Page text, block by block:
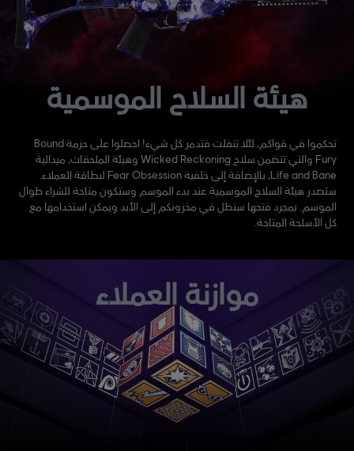
هيئة السلاح الموسمية
تحكموا في قواكم، لئلا تنفلت فتدمر كل شيء! احصلوا على حزمة Bound
Fury والتي تتضمن سلاح Wicked Reckoning وهيئة الملحقات، ميدالية
Life and Bane، بالإضافة إلى خلفية Fear Obsession لبطاقة العملاء.
ستصدر هيئة السلاح الموسمية عند بدء الموسم وستكون متاحة للشراء طوال
الموسم. بمجرد فتحها ستظل في مخزونكم إلى الأبد ويمكن استخدامها مع
كل الأسلحة المتاحة.
موازنة العملاء